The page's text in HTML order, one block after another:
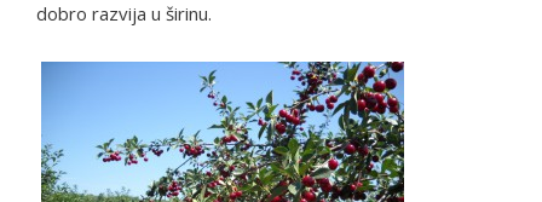
dobro razvija u širinu.